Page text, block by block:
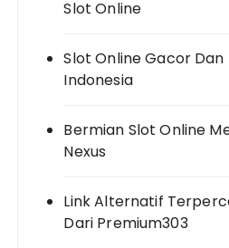
Slot Online
Slot Online Gacor
Indonesia
Bermian Slot Online
Nexus
Link Alternatif
Dari Premium303